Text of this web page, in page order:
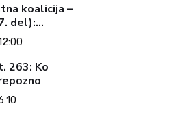
koalicija –
del):
z
na
in
izvotlitev
263: Ko